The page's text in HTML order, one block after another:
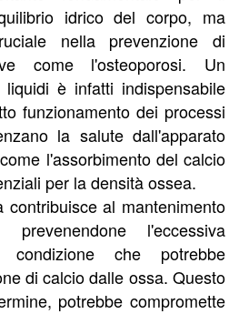
idrico del corpo, ma
nella prevenzione di
come l'osteoporosi. Un
è infatti indispensabile
funzionamento dei processi
la salute dall'apparato
l'assorbimento del calcio
per la densità ossea.
contribuisce al mantenimento
l'eccessiva
condizione che potrebbe
di calcio dalle ossa. Questo
potrebbe compromette